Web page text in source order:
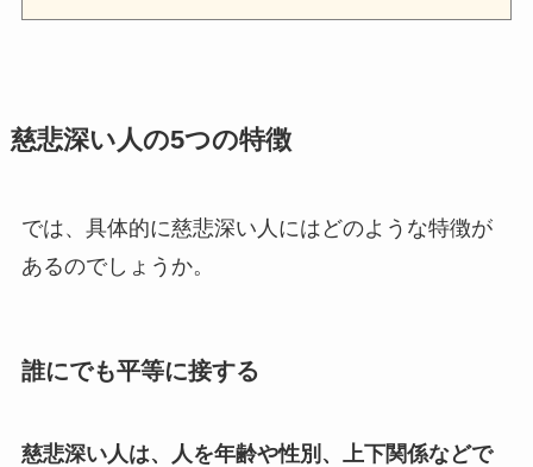
慈悲深い人の5つの特徴
では、具体的に慈悲深い人にはどのような特徴が
あるのでしょうか。
誰にでも平等に接する
慈悲深い人は、人を年齢や性別、上下関係などで